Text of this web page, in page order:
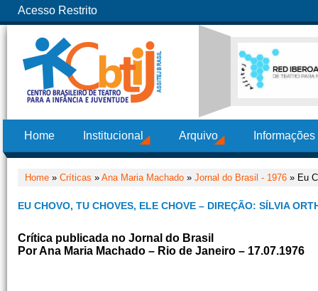
Acesso Restrito
Home Institucional Arquivo
Home » Críticas » Ana Maria Machado » Jornal do Brasil - 1976 » Eu
EU CHOVO, TU CHOVES, ELE CHOVE – DIREÇÃO: SÍLVIA
Crítica publicada no Jornal do Brasil
Por Ana Maria Machado – Rio de Janeiro – 17.07.1976